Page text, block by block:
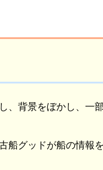
、背景をぼかし、一
船グッドが船の情報